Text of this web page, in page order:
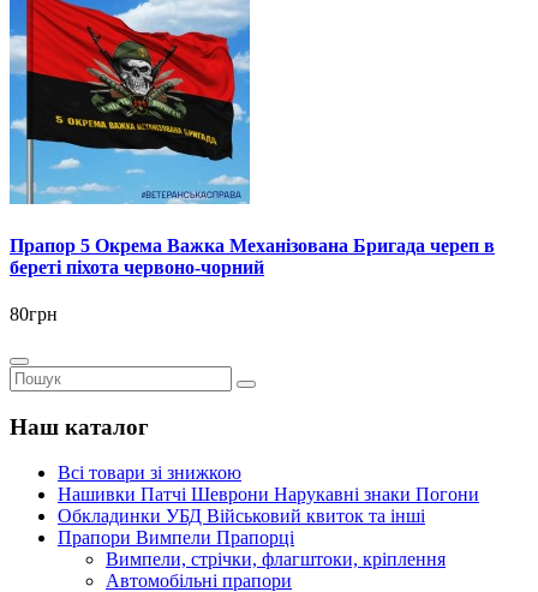
Прапор 5 Окрема Важка Механізована Бригада череп в
береті піхота червоно-чорний
80грн
Наш каталог
Всі товари зі знижкою
Нашивки Патчі Шеврони Нарукавні знаки Погони
Обкладинки УБД Військовий квиток та інші
Прапори Вимпели Прапорці
Вимпели, стрічки, флагштоки, кріплення
Автомобільні прапори